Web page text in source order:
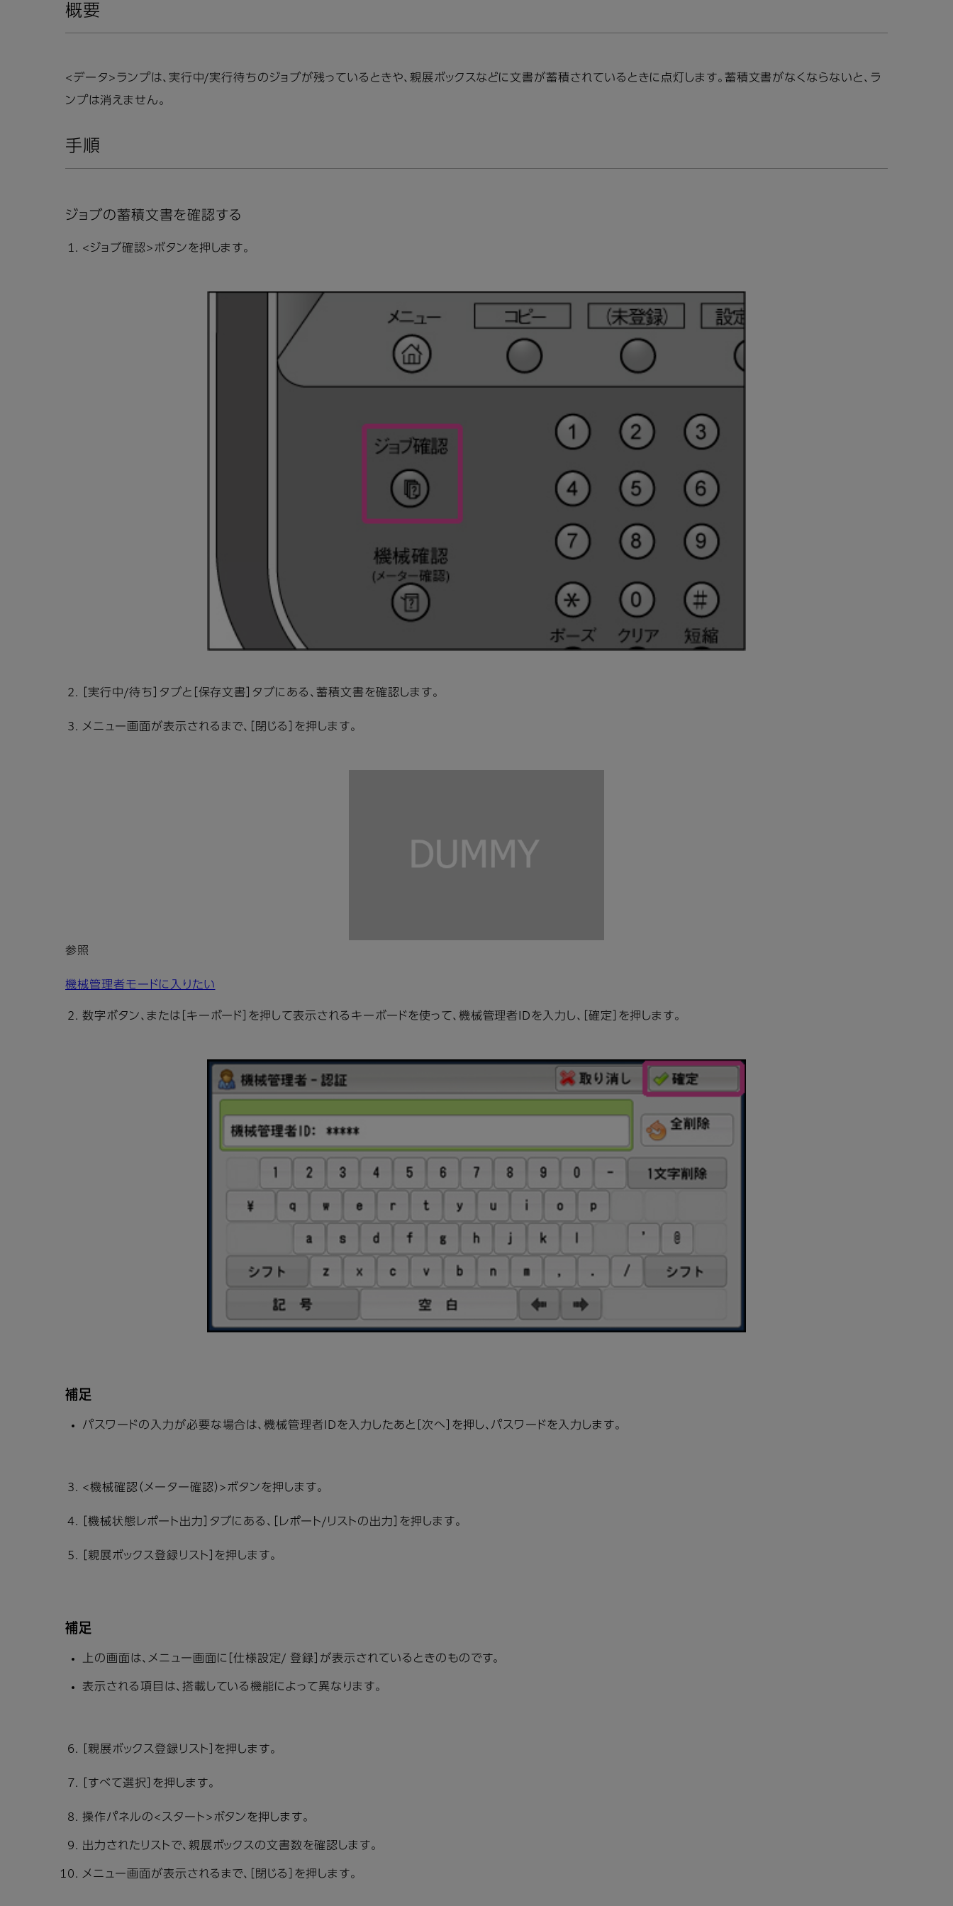
概要
<データ>ランプは、実行中/実行待ちのジョブが残っているときや、親展ボックスなどに文書が蓄積されているときに点灯します。蓄積文書がなくならないと、ラ
ンプは消えません。
手順
ジョブの蓄積文書を確認する
<ジョブ確認>ボタンを押します。
［実行中/待ち］タブと［保存文書］タブにある、蓄積文書を確認します。
メニュー画面が表示されるまで、［閉じる］を押します。
参照
機械管理者モードに入りたい
数字ボタン、または［キーボード］を押して表示されるキーボードを使って、機械管理者IDを入力し、［確定］を押します。
補足
パスワードの入力が必要な場合は、機械管理者IDを入力したあと［次へ］を押し、パスワードを入力します。
<機械確認（メーター確認）>ボタンを押します。
［機械状態レポート出力］タブにある、［レポート/リストの出力］を押します。
［親展ボックス登録リスト］を押します。
補足
上の画面は、メニュー画面に［仕様設定/ 登録］が表示されているときのものです。
表示される項目は、搭載している機能によって異なります。
［親展ボックス登録リスト］を押します。
［すべて選択］を押します。
操作パネルの<スタート>ボタンを押します。
出力されたリストで、親展ボックスの文書数を確認します。
メニュー画面が表示されるまで、［閉じる］を押します。